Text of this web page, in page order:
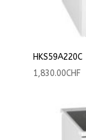
HKS59A220C
1,830.00CHF